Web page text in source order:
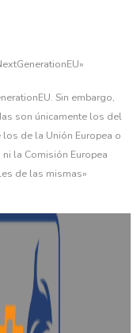
Sin embargo,
son únicamente los del
de la Unión Europea o
la Comisión Europea
de las mismas»